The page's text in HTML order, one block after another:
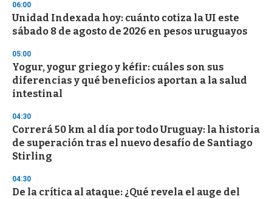
06:00
Unidad Indexada hoy: cuánto cotiza la UI este
sábado 8 de agosto de 2026 en pesos uruguayos
05:00
Yogur, yogur griego y kéfir: cuáles son sus
diferencias y qué beneficios aportan a la salud
intestinal
04:30
Correrá 50 km al día por todo Uruguay: la historia
de superación tras el nuevo desafío de Santiago
Stirling
04:30
De la crítica al ataque: ¿Qué revela el auge del